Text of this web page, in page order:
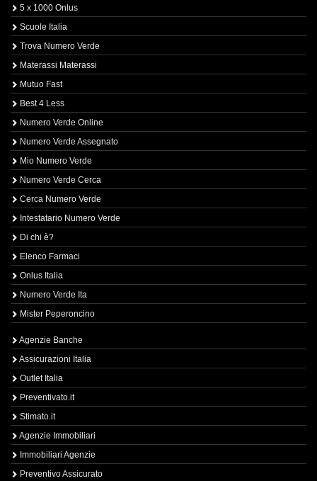
5 x 1000 Onlus
Scuole Italia
Trova Numero Verde
Materassi Materassi
Mutuo Fast
Best 4 Less
Numero Verde Online
Numero Verde Assegnato
Mio Numero Verde
Numero Verde Cerca
Cerca Numero Verde
Intestatario Numero Verde
Di chi è?
Elenco Farmaci
Onlus Italia
Numero Verde Ita
Mister Peperoncino
Agenzie Banche
Assicurazioni Italia
Outlet Italia
Preventivato.it
Stimato.it
Agenzie Immobiliari
Immobiliari Agenzie
Preventivo Assicurato